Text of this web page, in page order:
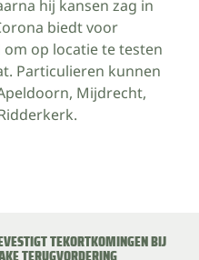
hij kansen zag in
biedt voor
op locatie te testen
Particulieren kunnen
Mijdrecht,
TEKORTKOMINGEN BIJ